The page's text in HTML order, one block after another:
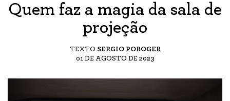
Quem faz a magia da sala de
projeção
TEXTO SERGIO POROGER
01 DE AGOSTO DE 2023